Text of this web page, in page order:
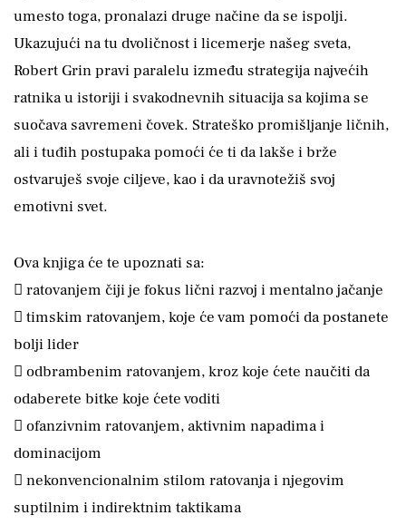
umesto toga, pronalazi druge načine da se ispolji.
Ukazujući na tu dvoličnost i licemerje našeg sveta,
Robert Grin pravi paralelu između strategija najvećih
ratnika u istoriji i svakodnevnih situacija sa kojima se
suočava savremeni čovek. Strateško promišljanje ličnih,
ali i tuđih postupaka pomoći će ti da lakše i brže
ostvaruješ svoje ciljeve, kao i da uravnotežiš svoj
emotivni svet.
Ova knjiga će te upoznati sa:
 ratovanjem čiji je fokus lični razvoj i mentalno jačanje
 timskim ratovanjem, koje će vam pomoći da postanete
bolji lider
 odbrambenim ratovanjem, kroz koje ćete naučiti da
odaberete bitke koje ćete voditi
 ofanzivnim ratovanjem, aktivnim napadima i
dominacijom
 nekonvencionalnim stilom ratovanja i njegovim
suptilnim i indirektnim taktikama